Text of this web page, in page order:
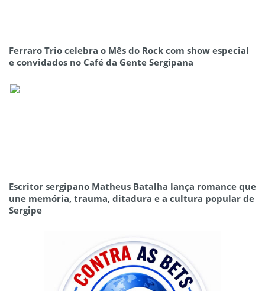
Ferraro Trio celebra o Mês do Rock com show especial
e convidados no Café da Gente Sergipana
Escritor sergipano Matheus Batalha lança romance que
une memória, trauma, ditadura e a cultura popular de
Sergipe